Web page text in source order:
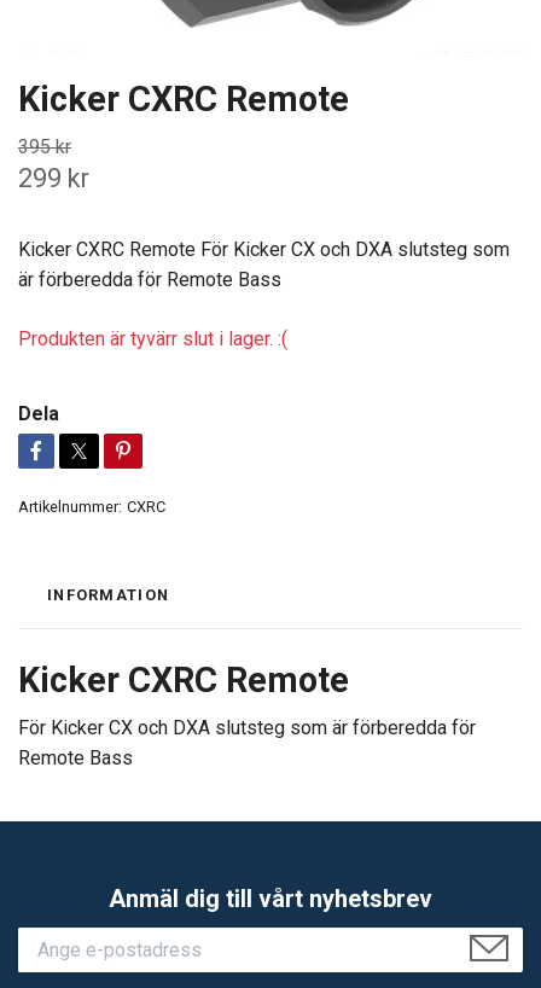
Kicker CXRC Remote
395 kr
299 kr
Kicker CXRC Remote För Kicker CX och DXA slutsteg som
är förberedda för Remote Bass
Produkten är tyvärr slut i lager. :(
Dela
Artikelnummer: CXRC
INFORMATION
Kicker CXRC Remote
För Kicker CX och DXA slutsteg som är förberedda för
Remote Bass
Anmäl dig till vårt nyhetsbrev